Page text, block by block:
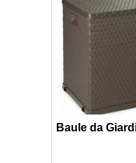
Baule da